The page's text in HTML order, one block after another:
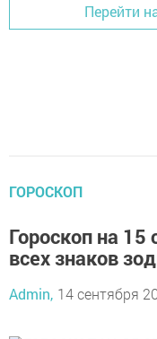
Перейти
ГОРОСКОП
Гороскоп на 15
всех знаков
Admin, 14 сентября